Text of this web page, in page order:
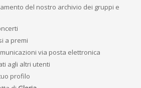
del nostro archivio dei gruppi e
a premi
via posta elettronica
agli altri utenti
profilo